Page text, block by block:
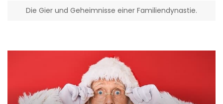
Die Gier und Geheimnisse einer Familiendynastie.